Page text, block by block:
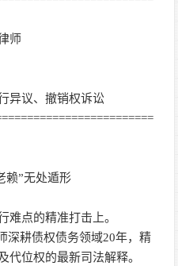
师
异议、撤销权诉讼
赖”无处遁形
难点的精准打击上。
深耕债权债务领域20年，精
代位权的最新司法解释。